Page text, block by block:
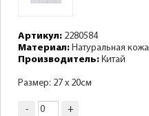
Артикул: 2280584
Материал: Натуральная кожа
Производитель: Китай
Размер: 27 х 20см
- +